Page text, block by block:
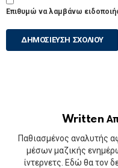
Επιθυμώ να λαμβάνω
Written
Παθιασμένος αναλυτής
μέσων μαζικής
ίντερνετς. Εδώ θα τον